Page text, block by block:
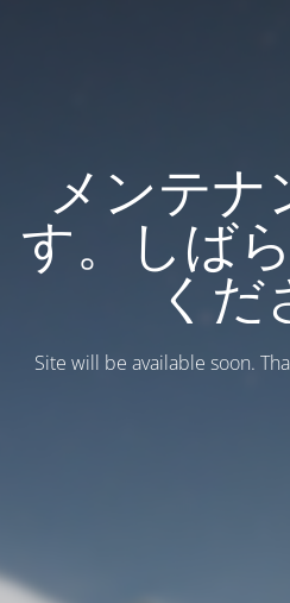
メンテナ
す。しば
くだ
Site will be available soon.